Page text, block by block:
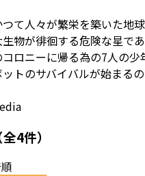
て人々が繁栄を築いた地
物が徘徊する危険な星で
コロニーに帰る為の7人の少
トのサバイバルが始まるの
全4件）